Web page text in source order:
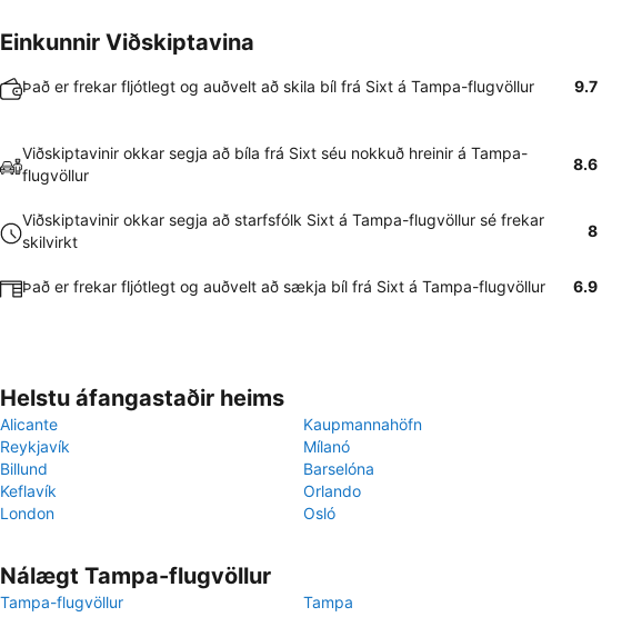
Einkunnir Viðskiptavina
Það er frekar fljótlegt og auðvelt að skila bíl frá Sixt á Tampa-flugvöllur 9.7
Viðskiptavinir okkar segja að bíla frá Sixt séu nokkuð hreinir á Tampa-
flugvöllur
8.6
Viðskiptavinir okkar segja að starfsfólk Sixt á Tampa-flugvöllur sé frekar
skilvirkt
8
Það er frekar fljótlegt og auðvelt að sækja bíl frá Sixt á Tampa-flugvöllur 6.9
Helstu áfangastaðir heims
Alicante
Kaupmannahöfn
Reykjavík
Mílanó
Billund
Barselóna
Keflavík
Orlando
London
Osló
Nálægt Tampa-flugvöllur
Tampa-flugvöllur Tampa